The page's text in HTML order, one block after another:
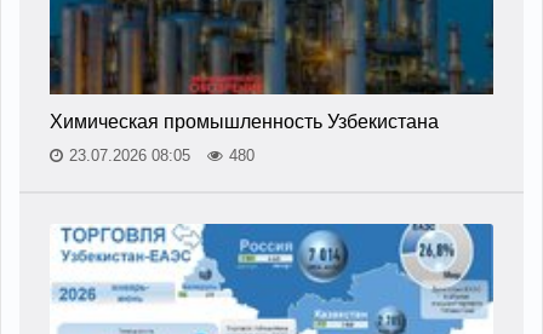
Химическая промышленность Узбекистана
23.07.2026 08:05 480